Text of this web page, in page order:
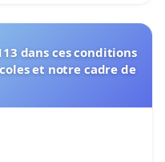
dans ces conditions
et notre cadre de